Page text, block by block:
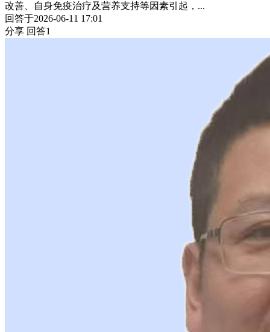
改善、自身免疫治疗及营养支持等因素引起，...
回答于2026-06-11 17:01
分享 回答1